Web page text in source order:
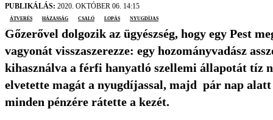
PUBLIKÁLÁS: 2020. OKTÓBER 06. 14:15
átverés
házasság csaló lopás nyugdíjas
Gőzerővel dolgozik az ügyészség, hogy egy Pest
vagyonát visszaszerezze: egy hozományvadász
kihasználva a férfi hanyatló szellemi állapotát tíz
elvetette magát a nyugdíjassal, majd pár nap
minden pénzére rátette a kezét.